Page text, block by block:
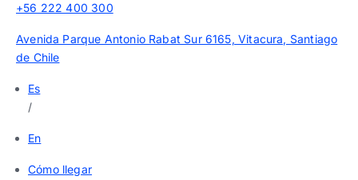
+56 222 400 300
Avenida Parque Antonio Rabat Sur 6165, Vitacura, Santiago
de Chile
Es
/
En
Cómo llegar